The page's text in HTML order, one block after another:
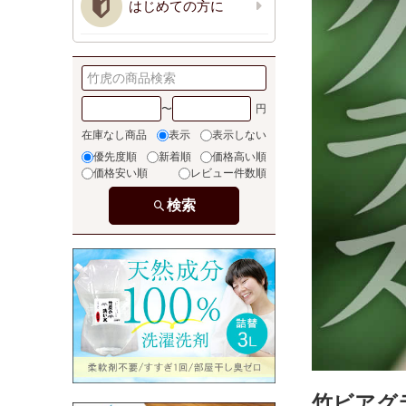
はじめての方に
〜
在庫なし商品 表示
表示しない
優先度順
新着順
価格高い順
価格安い順
レビュー件数順
検索